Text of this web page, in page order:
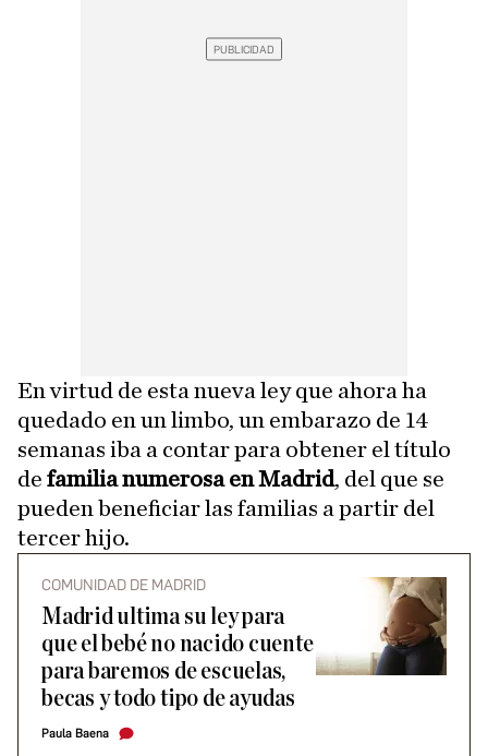
En virtud de esta nueva ley que ahora ha
quedado en un limbo, un embarazo de 14
semanas iba a contar para obtener el título
de familia numerosa en Madrid, del que se
pueden beneficiar las familias a partir del
tercer hijo.
COMUNIDAD DE MADRID
Madrid ultima su ley para
que el bebé no nacido cuente
para baremos de escuelas,
becas y todo tipo de ayudas
Paula Baena